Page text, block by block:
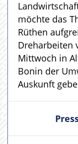
möchte das
Rüthen
Dreharbeiten
Mittwoch in
Bonin der
Auskunft